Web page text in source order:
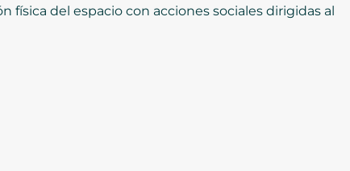
física del espacio con acciones sociales dirigidas al